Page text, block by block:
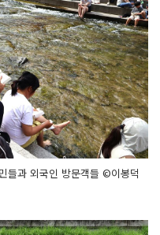
들과 외국인 방문객들 ©이봉덕